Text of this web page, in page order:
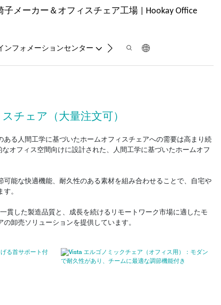
メーカー＆オフィスチェア工場 | Hookay Office
ンフォメーションセンター お問い合わせ
チェア（大量注文可）
る人間工学に基づいたホームオフィスチェアへの需要は高まり続
オフィス空間向けに設計された、人間工学に基づいたホームオフ
能な快適機能、耐久性のある素材を組み合わせることで、自宅や
。
貫した製造品質と、成長を続けるリモートワーク市場に適したモ
卸売ソリューションを提供しています。